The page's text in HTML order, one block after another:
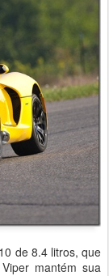
de 8.4 litros, que
mantém sua